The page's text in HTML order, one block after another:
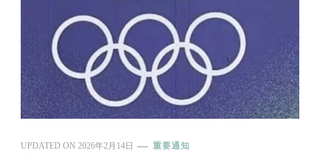
UPDATED ON 2026年2月14日 重要通知